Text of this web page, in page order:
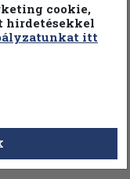
példányt
cookie,
hirdetésekkel
itt